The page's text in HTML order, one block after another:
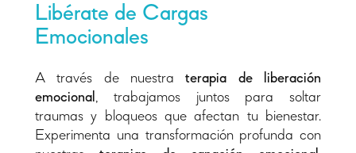
Libérate de Cargas
Emocionales
A través de nuestraterapia de liberación
emocional , trabajamos juntos para soltar
traumas y bloqueos que afectan tu bienestar.
Experimenta una transformación profunda con